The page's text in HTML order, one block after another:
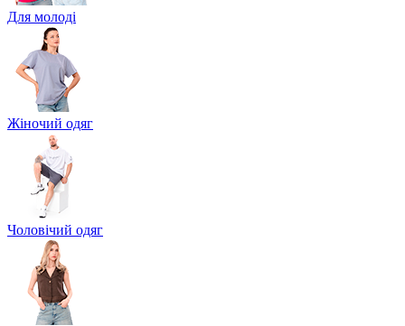
Для молоді
Жіночий одяг
Чоловічий одяг